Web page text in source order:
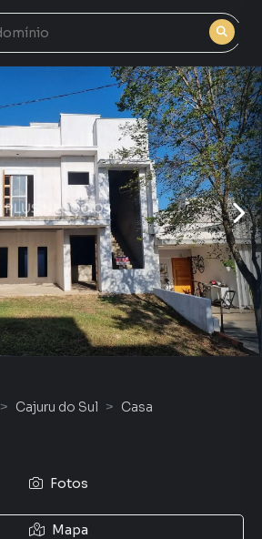
Cajuru do Sul
Casa
Fotos
Mapa